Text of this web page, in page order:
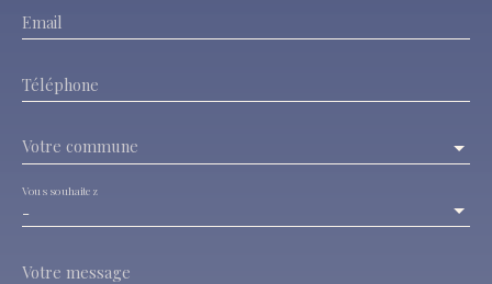
Email
Téléphone
Votre commune
-
Vous souhaitez
Votre message